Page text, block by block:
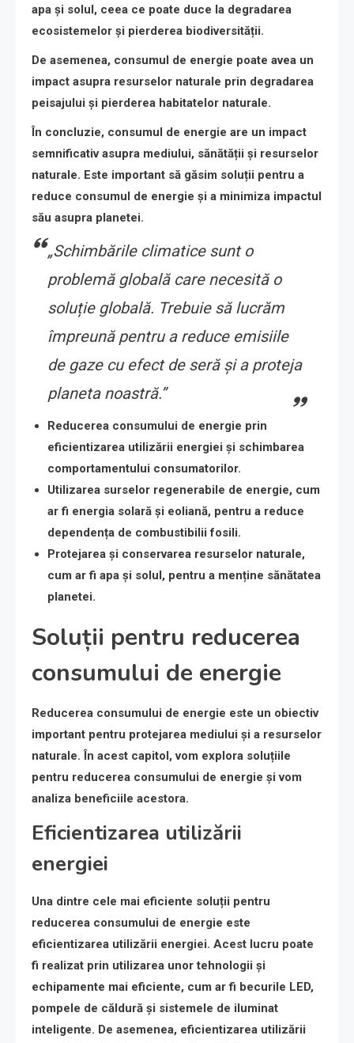
apa și solul, ceea ce poate duce la degradarea
ecosistemelor și pierderea biodiversității.
De asemenea, consumul de energie poate avea un
impact asupra resurselor naturale prin degradarea
peisajului și pierderea habitatelor naturale.
În concluzie, consumul de energie are un impact
semnificativ asupra mediului, sănătății și resurselor
naturale. Este important să găsim soluții pentru a
reduce consumul de energie și a minimiza impactul
său asupra planetei.
„Schimbările climatice sunt o
problemă globală care necesită o
soluție globală. Trebuie să lucrăm
împreună pentru a reduce emisiile
de gaze cu efect de seră și a proteja
planeta noastră.”
Reducerea consumului de energie prin
eficientizarea utilizării energiei și schimbarea
comportamentului consumatorilor.
Utilizarea surselor regenerabile de energie, cum
ar fi energia solară și eoliană, pentru a reduce
dependența de combustibilii fosili.
Protejarea și conservarea resurselor naturale,
cum ar fi apa și solul, pentru a menține sănătatea
planetei.
Soluții pentru reducerea
consumului de energie
Reducerea consumului de energie este un obiectiv
important pentru protejarea mediului și a resurselor
naturale. În acest capitol, vom explora soluțiile
pentru reducerea consumului de energie și vom
analiza beneficiile acestora.
Eficientizarea utilizării
energiei
Una dintre cele mai eficiente soluții pentru
reducerea consumului de energie este
eficientizarea utilizării energiei. Acest lucru poate
fi realizat prin utilizarea unor tehnologii și
echipamente mai eficiente, cum ar fi becurile LED,
pompele de căldură și sistemele de iluminat
inteligente. De asemenea, eficientizarea utilizării